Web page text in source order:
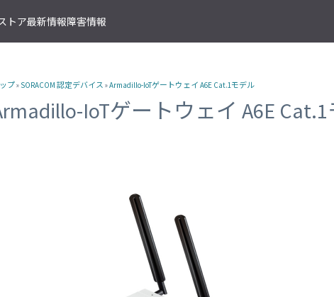
トア最新情報障害情報
トワークゲートウェイ データ転送支援
SORACOM Beam
データ収集・蓄積
SORACOM Harvest
デバイス管理
SORACOM Inventory
セキュアプロビジョニング
SORACOM Krypton
SORACOM 導入事例集
IoT活用で実現する新規収益モデル
資料ダウンロード一覧
SORACOM はじめてサポート
IoT プロジェクトの“壁打ち”支援
ソラコムのサポート
サポートプラン
診断機能
監査ログ
IoT SIM
組込み通信モジュール・アンテナ
IoT パッケージソリューション
IoT ボタン
IoT 開発ボード
クラウド型カメラ「ソラカメ」
IoT 学習書籍
株式会社ソラコム Facebook ページ
SORACOM YouTube チャンネル
プ» SORACOM 認定デバイス »Armadillo-IoTゲートウェイ A6E Cat.1モデル
IoTゲートウェイ A6E